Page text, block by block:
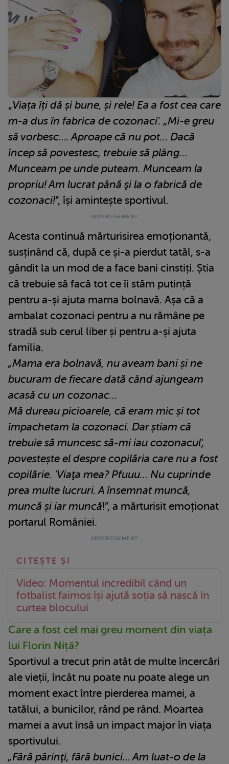
„Viața îți dă și bune, și rele! Ea a fost cea care
m-a dus în fabrica de cozonaci'. „Mi-e greu
să vorbesc…. Aproape că nu pot… Dacă
încep să povestesc, trebuie să plâng…
Munceam pe unde puteam. Munceam la
propriu! Am lucrat până şi la o fabrică de
cozonaci!”, își amintește sportivul.
Acesta continuă mărturisirea emoționantă,
susținând că, după ce și-a pierdut tatăl, s-a
gândit la un mod de a face bani cinstiți. Știa
că trebuie să facă tot ce îi stăm putință
pentru a-și ajuta mama bolnavă. Așa că a
ambalat cozonaci pentru a nu rămâne pe
stradă sub cerul liber și pentru a-și ajuta
familia.
„Mama era bolnavă, nu aveam bani și ne
bucuram de fiecare dată când ajungeam
acasă cu un cozonac…
Mă dureau picioarele, că eram mic și tot
împachetam la cozonaci. Dar știam că
trebuie să muncesc să-mi iau cozonacul',
povestește el despre copilăria care nu a fost
copilărie. 'Viaţa mea? Pfuuu… Nu cuprinde
prea multe lucruri. A însemnat muncă,
muncă și iar muncă!”, a mărturisit emoționat
portarul României.
Video: Momentul incredibil când un
fotbalist faimos își ajută soția să nască în
curtea blocului
Care a fost cel mai greu moment din viața
lui Florin Niță?
Sportivul a trecut prin atât de multe încercări
ale vieții, încât nu poate nu poate alege un
moment exact între pierderea mamei, a
tatălui, a bunicilor, rând pe rând. Moartea
mamei a avut însă un impact major în viața
sportivului.
„Fără părinţi, fără bunici… Am luat-o de la